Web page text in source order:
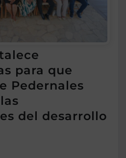
para que
Pedernales
del desarrollo